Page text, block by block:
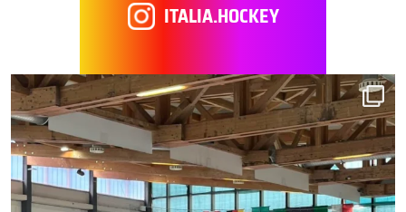
ITALIA.HOCKEY